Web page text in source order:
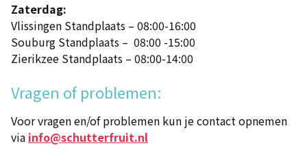
Zaterdag:
Vlissingen Standplaats – 08:00-16:00
Souburg Standplaats – 08:00 -15:00
Zierikzee Standplaats – 08:00-14:00
Vragen of problemen:
Voor vragen en/of problemen kun je contact opnemen
via info@schutterfruit.nl